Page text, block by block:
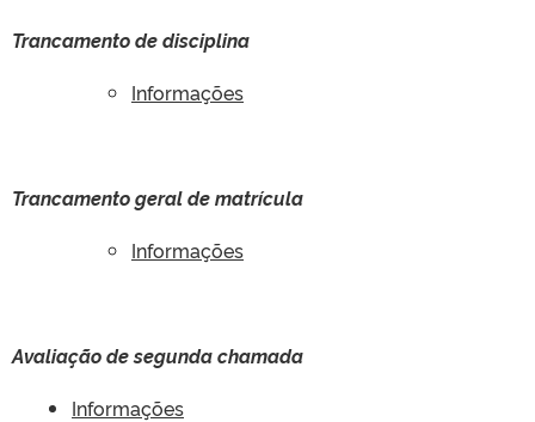
Trancamento de disciplina
Informações
Trancamento geral de matrícula
Informações
Avaliação de segunda chamada
Informações